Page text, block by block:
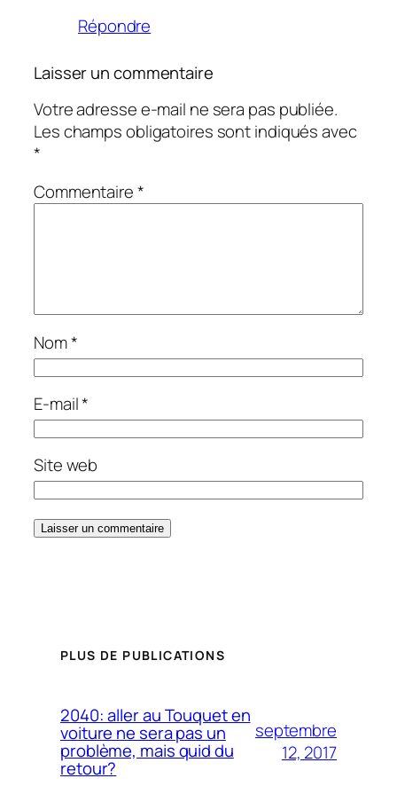
Répondre
Laisser un commentaire
Votre adresse e-mail ne sera pas publiée.
Les champs obligatoires sont indiqués avec
*
Commentaire*
Nom*
E-mail*
Site web
PLUS DE PUBLICATIONS
2040: aller au Touquet en
voiture ne sera pas un
problème, mais quid du
retour?
septembre
12, 2017